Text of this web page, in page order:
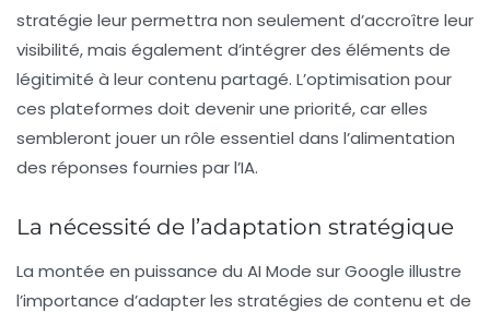
stratégie leur permettra non seulement d’accroître leur
visibilité, mais également d’intégrer des éléments de
légitimité à leur contenu partagé. L’optimisation pour
ces plateformes doit devenir une priorité, car elles
sembleront jouer un rôle essentiel dans l’alimentation
des réponses fournies par l’IA.
La nécessité de l’adaptation stratégique
La montée en puissance du AI Mode sur Google illustre
l’importance d’adapter les stratégies de contenu et de